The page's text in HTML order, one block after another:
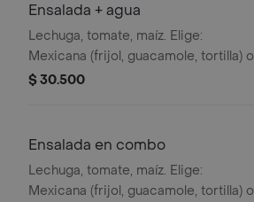
Ensalada + agua
Lechuga, tomate, maíz. Elige:
Mexicana (frijol, guacamole, tortilla) o
Campestre (quesos, huevo, pepinillos)
alimentos de origen animal) + agua
$ 30.500
Ensalada en combo
Lechuga, tomate, maíz. Elige:
Mexicana (frijol, guacamole, tortilla) o